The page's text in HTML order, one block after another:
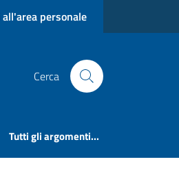
all'area personale
Cerca
Tutti gli argomenti...